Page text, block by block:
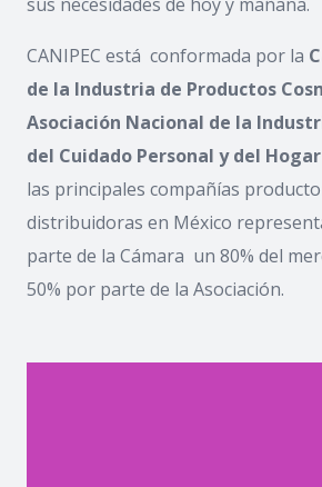
CANIPEC está conformada por la
de la Industria de Productos
Asociación Nacional de la
del Cuidado Personal y del Hogar
las principales compañías
distribuidoras en México
parte de la Cámara un 80% del
50% por parte de la Asociación.